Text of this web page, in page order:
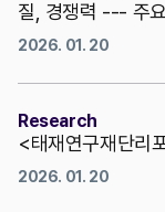
질, 경쟁력 --- 주
2026. 01. 20
Research
<태재연구재단리
2026. 01. 20